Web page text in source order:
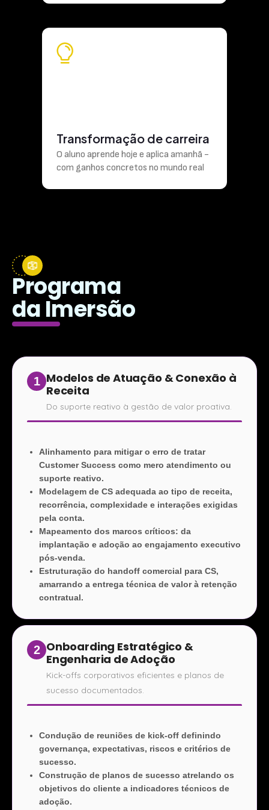
Transformação de carreira
O aluno aprende hoje e aplica amanhã -
com ganhos concretos no mundo real
Programa
da Imersão
1 Modelos de Atuação & Conexão à
Receita
Do suporte reativo à gestão de valor proativa.
Alinhamento para mitigar o erro de tratar
Customer Success como mero atendimento ou
suporte reativo.
Modelagem de CS adequada ao tipo de receita,
recorrência, complexidade e interações exigidas
pela conta.
Mapeamento dos marcos críticos: da
implantação e adoção ao engajamento executivo
pós-venda.
Estruturação do handoff comercial para CS,
amarrando a entrega técnica de valor à retenção
contratual.
2 Onboarding Estratégico &
Engenharia de Adoção
Kick-offs corporativos eficientes e planos de
sucesso documentados.
Condução de reuniões de kick-off definindo
governança, expectativas, riscos e critérios de
sucesso.
Construção de planos de sucesso atrelando os
objetivos do cliente a indicadores técnicos de
adoção.